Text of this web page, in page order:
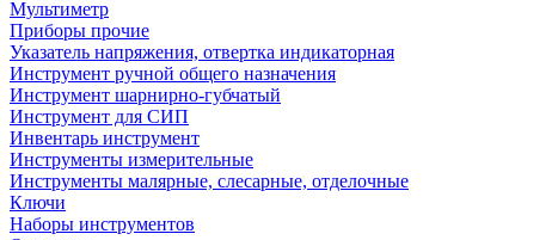
Мультиметр
Приборы прочие
Указатель напряжения, отвертка индикаторная
Инструмент ручной общего назначения
Инструмент шарнирно-губчатый
Инструмент для СИП
Инвентарь инструмент
Инструменты измерительные
Инструменты малярные, слесарные, отделочные
Ключи
Наборы инструментов